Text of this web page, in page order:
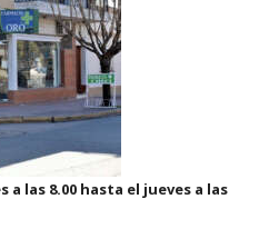
las 8.00 hasta el jueves a las